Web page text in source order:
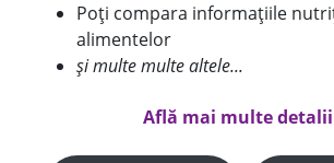
Poți compara informațiile
alimentelor
și multe multe altele...
Află mai multe detalii